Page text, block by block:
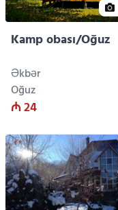
Kamp obası/Oğuz
Əkbər
Oğuz
₼ 24